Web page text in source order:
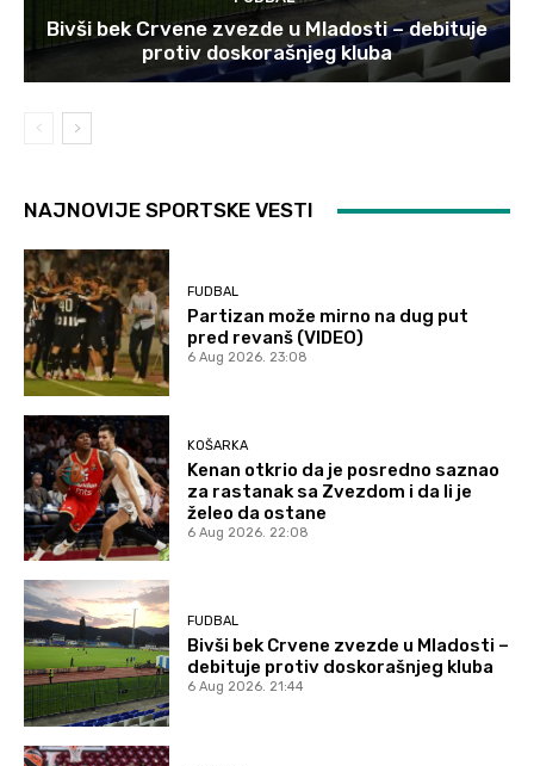
Bivši bek Crvene zvezde u Mladosti – debituje
protiv doskorašnjeg kluba
NAJNOVIJE SPORTSKE VESTI
FUDBAL
Partizan može mirno na dug put
pred revanš (VIDEO)
6 Aug 2026. 23:08
KOŠARKA
Kenan otkrio da je posredno saznao
za rastanak sa Zvezdom i da li je
želeo da ostane
6 Aug 2026. 22:08
FUDBAL
Bivši bek Crvene zvezde u Mladosti –
debituje protiv doskorašnjeg kluba
6 Aug 2026. 21:44